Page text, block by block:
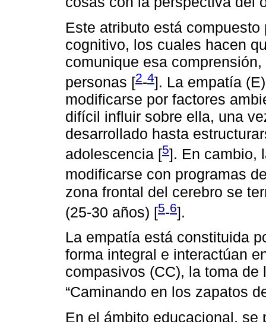
Este atributo está
cognitivo, los cuales hacen
comunique esa
personas [2-4]. La empatía
modificarse por factores
difícil influir sobre ella, una
desarrollado hasta
adolescencia [5]. En cambio,
modificarse con programas
zona frontal del cerebro se
(25-30 años) [5-6].
La empatía está constituida
forma integral e interactúan
compasivos (CC), la toma
“Caminando en los zapatos
En el ámbito educacional, se